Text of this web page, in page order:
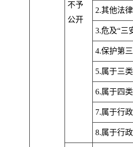
不予
公开
2.其他法
3.危及“三
4.保护第
5.属于三
6.属于四
7.属于行
8.属于行